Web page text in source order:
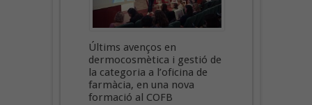
Últims avenços en
dermocosmètica i gestió de
la categoria a l’oficina de
farmàcia, en una nova
formació al COFB